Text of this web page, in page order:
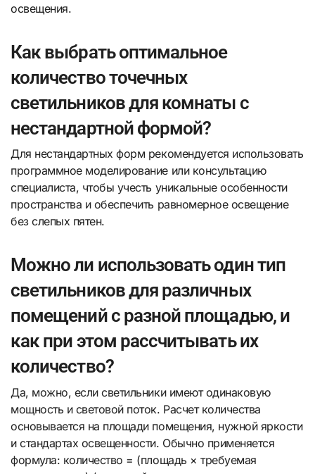
освещения.
Как выбрать оптимальное
количество точечных
светильников для комнаты с
нестандартной формой?
Для нестандартных форм рекомендуется использовать
программное моделирование или консультацию
специалиста, чтобы учесть уникальные особенности
пространства и обеспечить равномерное освещение
без слепых пятен.
Можно ли использовать один тип
светильников для различных
помещений с разной площадью, и
как при этом рассчитывать их
количество?
Да, можно, если светильники имеют одинаковую
мощность и световой поток. Расчет количества
основывается на площади помещения, нужной яркости
и стандартах освещенности. Обычно применяется
формула: количество = (площадь × требуемая